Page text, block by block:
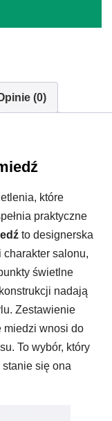
(0)
które
praktyczne
to designerska
salonu,
świetlne
nadają
Zestawienie
miedzi wnosi do
To wybór, który
się ona